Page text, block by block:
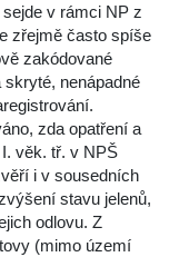
v rámci NP z
zřejmě často spíše
zakódované
nenápadné
zda opatření a
věk. tř. v NPŠ
i v sousedních
stavu jelenů,
odlovu. Z
(mimo území